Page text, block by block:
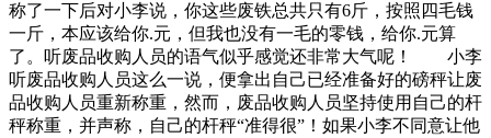
称了一下后对小李说，你这些废铁总共只有6斤，按照四毛钱
一斤，本应该给你.元，但我也没有一毛的零钱，给你.元算
了。听废品收购人员的语气似乎感觉还非常大气呢！ 小李
听废品收购人员这么一说，便拿出自己已经准备好的磅秤让废
品收购人员重新称重，然而，废品收购人员坚持使用自己的杆
秤称重，并声称，自己的杆秤“准得很”！如果小李不同意让他